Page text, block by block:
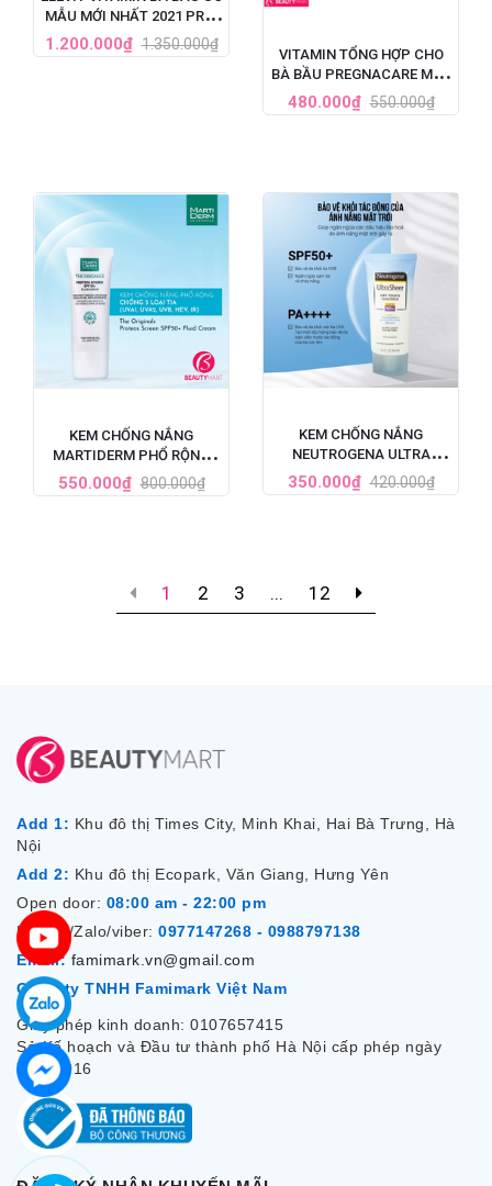
MẪU MỚI NHẤT 2021 PRE-
CONCEPTION &
PREGNANCY (100V)
1.200.000₫ 1.350.000₫
VITAMIN TỔNG HỢP CHO
BÀ BẦU PREGNACARE MAX
84 VIÊN CỦA ANH
480.000₫ 550.000₫
KEM CHỐNG NẮNG
MARTIDERM PHỔ RỘNG
BẢO VỆ TOÀN DIỆN SPF50+
550.000₫ 800.000₫
KEM CHỐNG NẮNG
NEUTROGENA ULTRA
SHEER SPF 50 88ML
350.000₫ 420.000₫
1 2 3 ... 12
Add 1: Khu đô thị Times City, Minh Khai, Hai Bà Trưng, Hà
Nội
Add 2: Khu đô thị Ecopark, Văn Giang, Hưng Yên
Open door: 08:00 am - 22:00 pm
Hotline/Zalo/viber: 0977147268 - 0988797138
Email: famimark.vn@gmail.com
Công ty TNHH Famimark Việt Nam
Giấy phép kinh doanh: 0107657415
Sở Kế hoạch và Đầu tư thành phố Hà Nội cấp phép ngày
7/12/2016